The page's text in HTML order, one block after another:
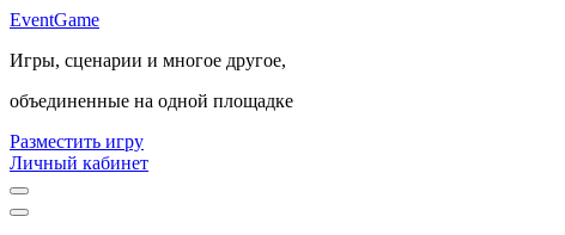
EventGame
Игры, сценарии и многое другое,
объединенные на одной площадке
Разместить игру
Личный кабинет